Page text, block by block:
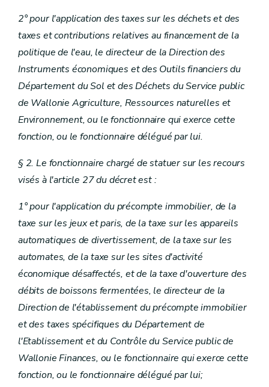
2° pour l'application des taxes sur les déchets et des
taxes et contributions relatives au financement de la
politique de l'eau, le directeur de la Direction des
Instruments économiques et des Outils financiers du
Département du Sol et des Déchets du Service public
de Wallonie Agriculture, Ressources naturelles et
Environnement, ou le fonctionnaire qui exerce cette
fonction, ou le fonctionnaire délégué par lui.
§ 2. Le fonctionnaire chargé de statuer sur les recours
visés à l'article 27 du décret est :
1° pour l'application du précompte immobilier, de la
taxe sur les jeux et paris, de la taxe sur les appareils
automatiques de divertissement, de la taxe sur les
automates, de la taxe sur les sites d'activité
économique désaffectés, et de la taxe d'ouverture des
débits de boissons fermentées, le directeur de la
Direction de l'établissement du précompte immobilier
et des taxes spécifiques du Département de
l'Etablissement et du Contrôle du Service public de
Wallonie Finances, ou le fonctionnaire qui exerce cette
fonction, ou le fonctionnaire délégué par lui;